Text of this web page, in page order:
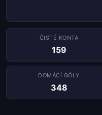
ČISTÉ KONTA
159
DOMÁCÍ GÓLY
348